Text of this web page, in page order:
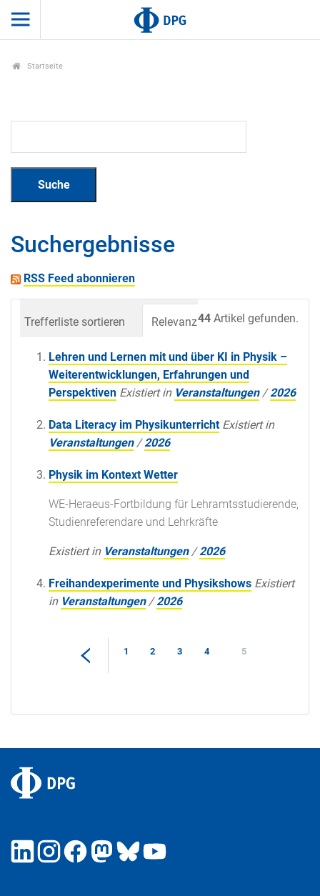
Startseite
Suchergebnisse
RSS Feed abonnieren
44 Artikel gefunden.
Trefferliste sortieren Relevanz Datum
Lehren und Lernen mit und über KI in Physik –
Weiterentwicklungen, Erfahrungen und
Perspektiven Existiert in Veranstaltungen /2026
Data Literacy im Physikunterricht Existiert in
Veranstaltungen /2026
Physik im Kontext Wetter
WE-Heraeus-Fortbildung für Lehramtsstudierende,
Studienreferendare und Lehrkräfte
Existiert in Veranstaltungen /2026
Freihandexperimente und Physikshows Existiert
in Veranstaltungen /2026
1 2 3 4 5